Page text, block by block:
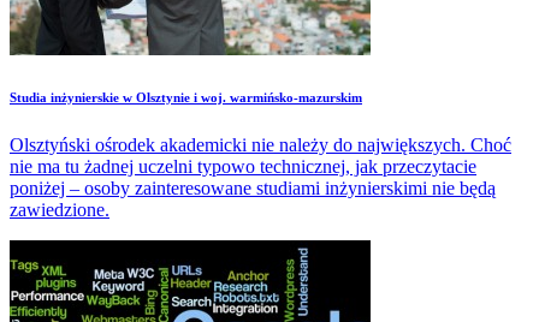
Studia inżynierskie w Olsztynie i woj. warmińsko-mazurskim
Olsztyński ośrodek akademicki nie należy do największych. Choć
nie ma tu żadnej uczelni typowo technicznej, jak przeczytacie
poniżej – osoby zainteresowane studiami inżynierskimi nie będą
zawiedzione.